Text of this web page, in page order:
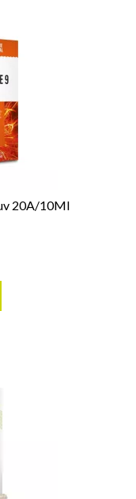
20A/10Ml